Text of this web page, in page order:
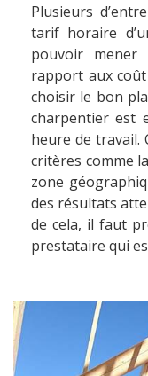
Plusieurs
tarif horaire
pouvoir
rapport aux
choisir le bon
charpentier est
heure de travail.
critères comme
zone
des résultats
de cela, il faut
prestataire qui